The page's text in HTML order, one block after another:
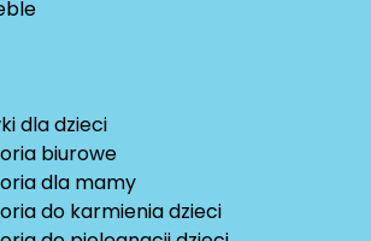
dla dzieci
biurowe
dla mamy
do karmienia dzieci